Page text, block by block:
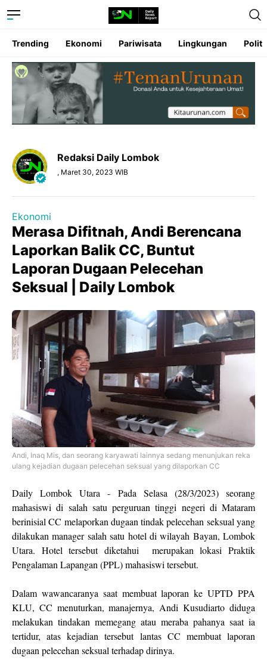
Trending Ekonomi Pariwisata Lingkungan
Redaksi Daily Lombok
, Maret 30, 2023 WIB
Ekonomi
Merasa Difitnah, Andi Berencana
Laporkan Balik CC, Buntut
Laporan Dugaan Pelecehan
Seksual | Daily Lombok
Andi, Inaq Mis, dan seorang karyawati lainnya sedang menunjukan reka
ulang kejadian dugaan pelecehan seksual yang dilaporkan CC
Daily Lombok Utara - Pada Selasa (28/3/2023) seorang
mahasiswi di salah satu perguruan tinggi negeri di Mataram
berinisial CC melaporkan dugaan tindak pelecehan seksual yang
dilakukan manager salah satu hotel di wilayah Bayan, Lombok
Utara. Hotel tersebut diketahui merupakan lokasi Praktik
Pengalaman Lapangan (PPL) mahasiswi tersebut.
Dalam wawancaranya saat membuat laporan ke UPTD PPA
KLU, CC menuturkan, manajernya, Andi Kusudiarto diduga
melakukan tindakan memegang atau meraba pahanya saat ia
tertidur, atas kejadian tersebut lantas CC membuat laporan
dugaan pelecehan seksual terhadap dirinya.